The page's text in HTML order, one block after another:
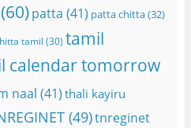
patta (41) patta chitta(32)
tamil (30) tamil
calendar tomorrow
naal (41) thali kayiru
(49)tnreginet